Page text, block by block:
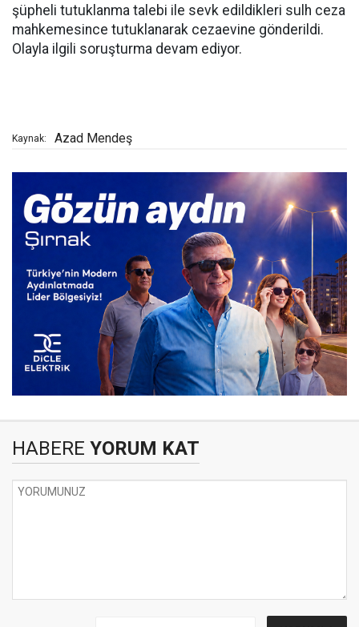
şüpheli tutuklanma talebi ile sevk edildikleri sulh ceza
mahkemesince tutuklanarak cezaevine gönderildi.
Olayla ilgili soruşturma devam ediyor.
Kaynak: Azad Mendeş
HABERE YORUM KAT